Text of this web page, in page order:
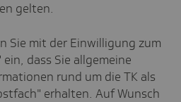
gelten.
Sie mit der Einwilligung zum
dass Sie allgemeine
rund um die TK als
erhalten. Auf Wunsch